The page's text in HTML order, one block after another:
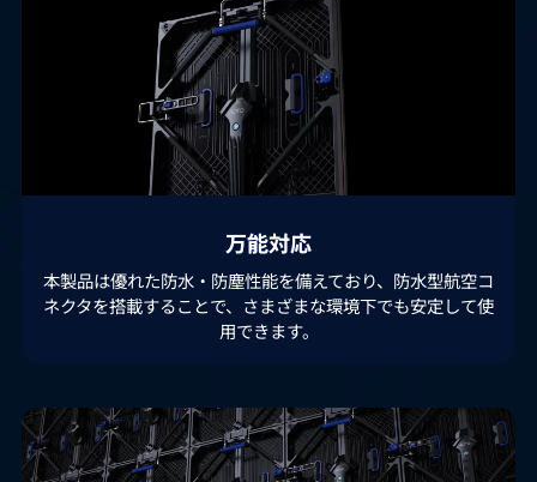
万能対応
本製品は優れた防水・防塵性能を備えており、防水型航空コ
ネクタを搭載することで、さまざまな環境下でも安定して使
用できます。